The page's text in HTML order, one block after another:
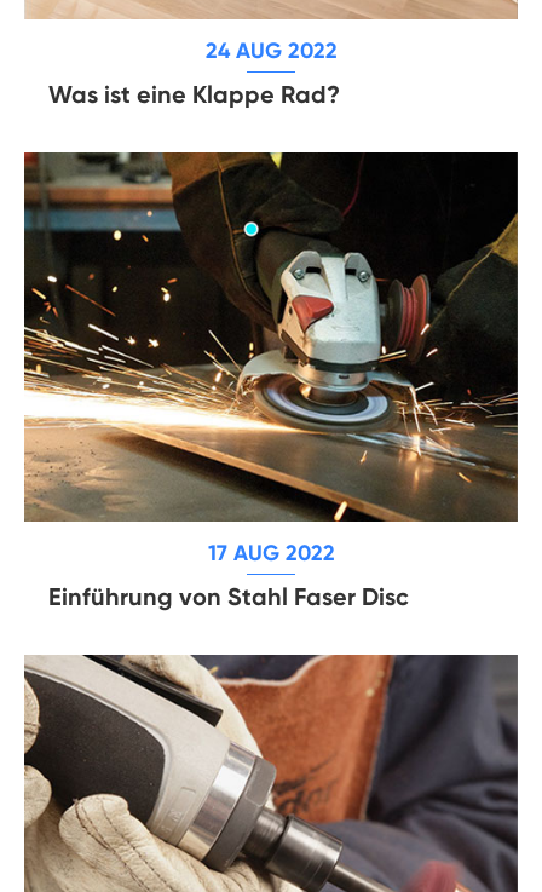
24 AUG 2022
Was ist eine Klappe Rad?
17 AUG 2022
Einführung von Stahl Faser Disc